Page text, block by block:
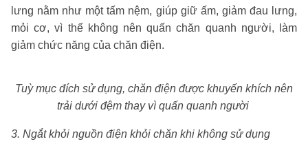
lưng nằm như một tấm nệm, giúp giữ ấm, giảm đau lưng,
mỏi cơ, vì thế không nên quấn chăn quanh người, làm
giảm chức năng của chăn điện.
Tuỳ mục đích sử dụng, chăn điện được khuyến khích nên
trải dưới đệm thay vì quấn quanh người
3. Ngắt khỏi nguồn điện khỏi chăn khi không sử dụng